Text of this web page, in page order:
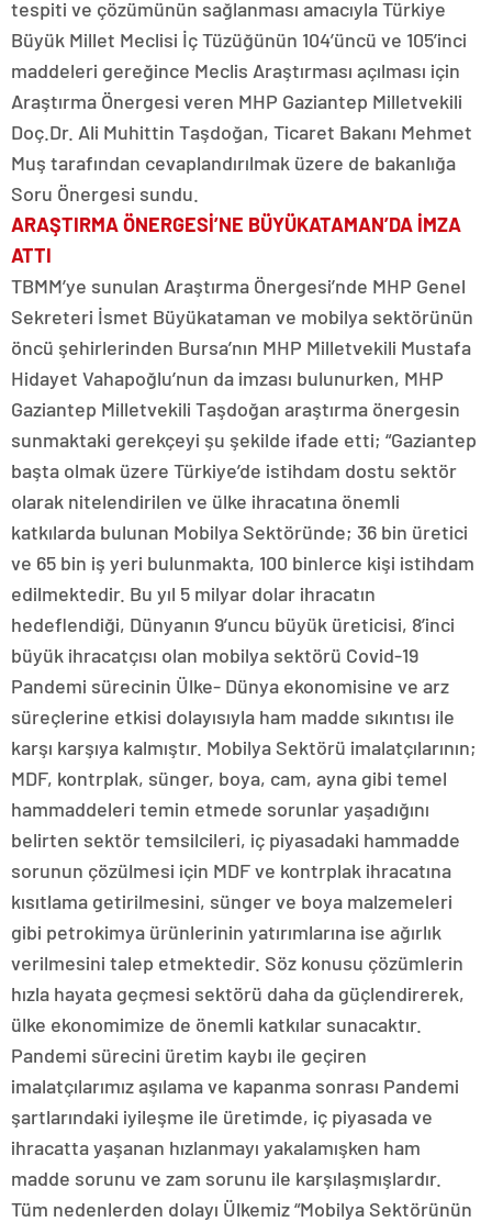
tespiti ve çözümünün sağlanması amacıyla Türkiye
Büyük Millet Meclisi İç Tüzüğünün 104’üncü ve 105’inci
maddeleri gereğince Meclis Araştırması açılması için
Araştırma Önergesi veren MHP Gaziantep Milletvekili
Doç.Dr. Ali Muhittin Taşdoğan, Ticaret Bakanı Mehmet
Muş tarafından cevaplandırılmak üzere de bakanlığa
Soru Önergesi sundu.
ARAŞTIRMA ÖNERGESİ’NE BÜYÜKATAMAN’DA İMZA
ATTI
TBMM’ye sunulan Araştırma Önergesi’nde MHP Genel
Sekreteri İsmet Büyükataman ve mobilya sektörünün
öncü şehirlerinden Bursa’nın MHP Milletvekili Mustafa
Hidayet Vahapoğlu’nun da imzası bulunurken, MHP
Gaziantep Milletvekili Taşdoğan araştırma önergesin
sunmaktaki gerekçeyi şu şekilde ifade etti; “Gaziantep
başta olmak üzere Türkiye’de istihdam dostu sektör
olarak nitelendirilen ve ülke ihracatına önemli
katkılarda bulunan Mobilya Sektöründe; 36 bin üretici
ve 65 bin iş yeri bulunmakta, 100 binlerce kişi istihdam
edilmektedir. Bu yıl 5 milyar dolar ihracatın
hedeflendiği, Dünyanın 9’uncu büyük üreticisi, 8’inci
büyük ihracatçısı olan mobilya sektörü Covid-19
Pandemi sürecinin Ülke- Dünya ekonomisine ve arz
süreçlerine etkisi dolayısıyla ham madde sıkıntısı ile
karşı karşıya kalmıştır. Mobilya Sektörü imalatçılarının;
MDF, kontrplak, sünger, boya, cam, ayna gibi temel
hammaddeleri temin etmede sorunlar yaşadığını
belirten sektör temsilcileri, iç piyasadaki hammadde
sorunun çözülmesi için MDF ve kontrplak ihracatına
kısıtlama getirilmesini, sünger ve boya malzemeleri
gibi petrokimya ürünlerinin yatırımlarına ise ağırlık
verilmesini talep etmektedir. Söz konusu çözümlerin
hızla hayata geçmesi sektörü daha da güçlendirerek,
ülke ekonomimize de önemli katkılar sunacaktır.
Pandemi sürecini üretim kaybı ile geçiren
imalatçılarımız aşılama ve kapanma sonrası Pandemi
şartlarındaki iyileşme ile üretimde, iç piyasada ve
ihracatta yaşanan hızlanmayı yakalamışken ham
madde sorunu ve zam sorunu ile karşılaşmışlardır.
Tüm nedenlerden dolayı Ülkemiz “Mobilya Sektörünün